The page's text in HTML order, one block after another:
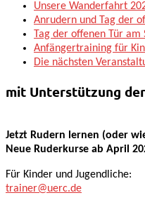
Unsere Wanderfahrt
Anrudern und Tag der
Tag der offenen Tür
Anfängertraining für
Die nächsten
mit Unterstützung
Jetzt Rudern lernen (oder
Neue Ruderkurse ab April
Für Kinder und Jugendliche:
trainer@uerc.de